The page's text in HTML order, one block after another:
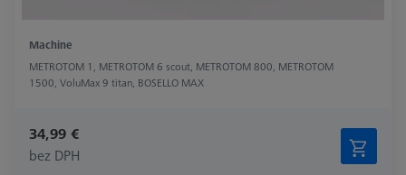
Machine
METROTOM 1, METROTOM 6 scout, METROTOM 800, METROTOM
1500, VoluMax 9 titan, BOSELLO MAX
34,99 €
bez DPH